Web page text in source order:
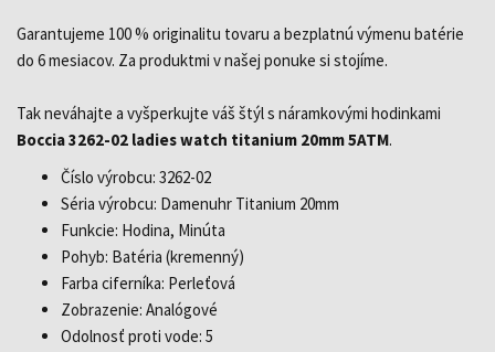
Garantujeme 100 % originalitu tovaru a bezplatnú výmenu batérie
do 6 mesiacov. Za produktmi v našej ponuke si stojíme.
Tak neváhajte a vyšperkujte váš štýl s náramkovými hodinkami
Boccia 3262-02 ladies watch titanium 20mm 5ATM.
Číslo výrobcu: 3262-02
Séria výrobcu: Damenuhr Titanium 20mm
Funkcie: Hodina, Minúta
Pohyb: Batéria (kremenný)
Farba ciferníka: Perleťová
Zobrazenie: Analógové
Odolnosť proti vode: 5